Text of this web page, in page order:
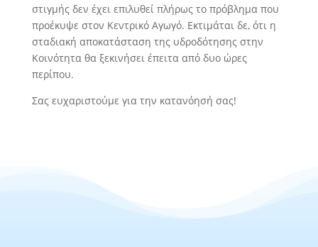
στιγμής δεν έχει επιλυθεί πλήρως το πρόβλημα που
προέκυψε στον Κεντρικό Αγωγό. Εκτιμάται δε, ότι η
σταδιακή αποκατάσταση της υδροδότησης στην
Κοινότητα θα ξεκινήσει έπειτα από δυο ώρες
περίπου.
Σας ευχαριστούμε για την κατανόησή σας!